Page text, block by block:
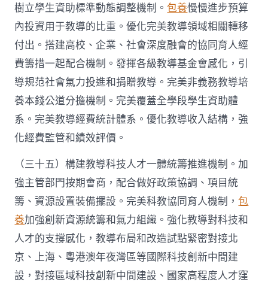
樹立學生資助標準動態調整機制。包養慢慢進步預算
內投資用于教導的比重。優化完美教導領域相關轉移
付出。搭建高校、企業、社會深度融會的協同育人經
費籌措一起配合機制。發揮各級教導基金會感化，引
導規范社會氣力投進和捐贈教導。完美非義務教導培
養本錢公道分擔機制。完美覆蓋全學段學生資助體
系。完美教導經費統計體系。優化教導收入結構，強
化經費監管和績效評價。
（三十五）構建教導科技人才一體統籌推進機制。加
強主管部門按期會商，配合做好政策協調、項目統
籌、資源設置裝備擺設。完美科教協同育人機制，包
養加強創新資源統籌和氣力組織。強化教導對科技和
人才的支撐感化，教導布局和改造試點緊密對接北
京、上海、粵港澳年夜灣區等國際科技創新中間建
設，對接區域科技創新中間建設、國家高程度人才窪